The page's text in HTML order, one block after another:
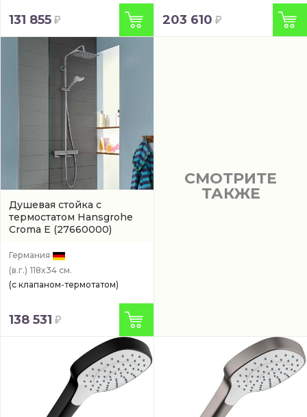
131 855 203 610
Душевая стойка с
термостатом Hansgrohe
Croma E (27660000)
Германия
(в.г.) 118x34 см.
(с клапаном-термотатом)
138 531
СМОТРИТЕ
ТАКЖЕ